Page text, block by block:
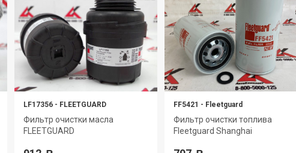
LF17356 - FLEETGUARD
Фильтр очистки масла
FLEETGUARD
FF5421 - Fleetguard
Фильтр очистки топлива
Fleetguard Shanghai